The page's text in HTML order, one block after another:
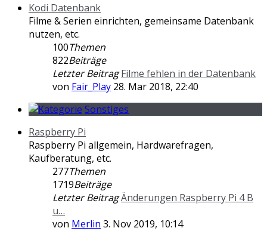
Kodi Datenbank
Filme & Serien einrichten, gemeinsame Datenbank
nutzen, etc.
100Themen
822Beiträge
Letzter Beitrag Filme fehlen in der Datenbank
von Fair_Play 28. Mar 2018, 22:40
Sonstiges
Raspberry Pi
Raspberry Pi allgemein, Hardwarefragen,
Kaufberatung, etc.
277Themen
1719Beiträge
Letzter BeitragÄnderungen Raspberry Pi 4 B
u…
von Merlin 3. Nov 2019, 10:14